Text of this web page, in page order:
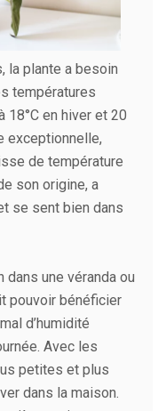
la plante a besoin
températures
18°C en hiver et 20
exceptionnelle,
de température
son origine, a
se sent bien dans
dans une véranda ou
pouvoir bénéficier
d’humidité
Avec les
petites et plus
dans la maison.